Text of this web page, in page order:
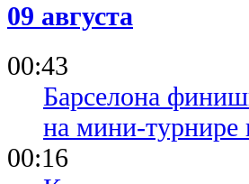
09 августа
00:43
Барселона
на мини-турнире
00:16